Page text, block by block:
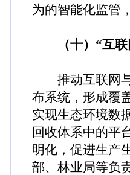
为的智能化监管
（十）“互
推动互联网与
布系统，形成覆
实现生态环境数
回收体系中的平
明化，促进生产
部、林业局等负